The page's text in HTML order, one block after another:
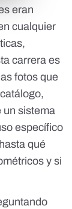
eran
cualquier
carrera es
fotos que
un sistema
específico
qué
y si